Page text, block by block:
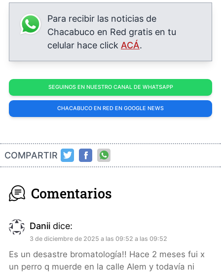
Para recibir las noticias de
Chacabuco en Red gratis en tu
celular hace click ACÁ.
SEGUINOS EN NUESTRO CANAL DE WHATSAPP
CHACABUCO EN RED EN GOOGLE NEWS
COMPARTIR
Comentarios
Danii dice:
3 de diciembre de 2025 a las 09:52 a las 09:52
Es un desastre bromatología!! Hace 2 meses fui x
un perro q muerde en la calle Alem y todavía ni